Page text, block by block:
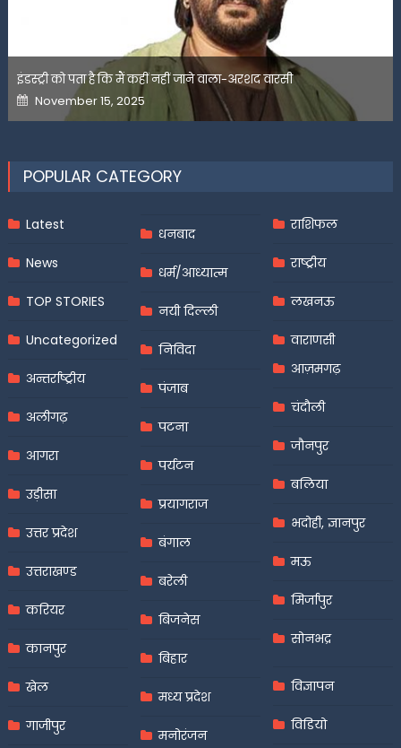
इंडस्ट्री को पता है कि मैं कहीं नहीं जाने वाला-अरशद वारसी
Posted
on
November 15, 2025
POPULAR CATEGORY
Latest
News
TOP STORIES
Uncategorized
अन्तर्राष्ट्रीय
अलीगढ़
आगरा
उड़ीसा
उत्तर प्रदेश
उत्तराखण्ड
करियर
कानपुर
खेल
गाजीपुर
धनबाद
धर्म/आध्यात्म
नयी दिल्ली
निविदा
पंजाब
पटना
पर्यटन
प्रयागराज
बंगाल
बरेली
बिजनेस
बिहार
मध्य प्रदेश
मनोरंजन
राशिफल
राष्ट्रीय
लखनऊ
वाराणसी
आज़मगढ़
चंदौली
जौनपुर
बलिया
भदोही, ज्ञानपुर
मऊ
मिर्जापुर
सोनभद्र
विज्ञापन
विडियो